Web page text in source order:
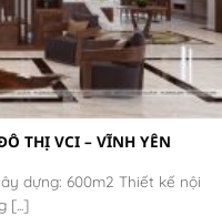
THỊ VCI – VĨNH YÊN
dựng: 600m2 Thiết kế nội
[...]